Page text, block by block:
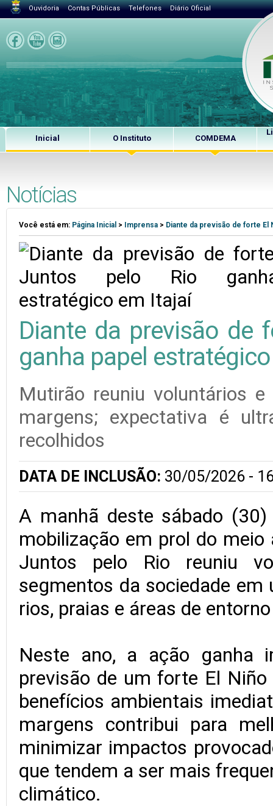
Ouvidoria Contas Públicas Telefones Diário Oficial
Inicial O Instituto COMDEMA
Notícias
Você está em: Página Inicial > Imprensa > Diante da previsão de forte
Diante da previsão de
ganha papel
Mutirão reuniu voluntários
margens; expectativa é
recolhidos
DATA DE INCLUSÃO: 30/05/2026 -
A manhã deste sábado
mobilização em prol do
Juntos pelo Rio reuniu
segmentos da sociedade
rios, praias e áreas de
Neste ano, a ação ganha
previsão de um forte El
benefícios ambientais
margens contribui para
minimizar impactos
que tendem a ser mais
climático.